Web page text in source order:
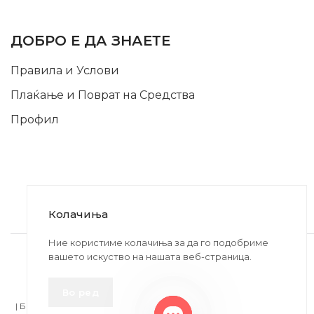
ДОБРО Е ДА ЗНАЕТЕ
Правила и Услови
Плаќање и Поврат на Средства
Профил
2020-2024 © MB DISKONT. Изработено од
БРАМИТ ДООЕЛ
| БРАЌА МИНКОВИ 57, 2400 СТРУМИЦА | ДПТУ
Колачиња
Ние користиме колачиња за да го подобриме
вашето искуство на нашата веб-страница.